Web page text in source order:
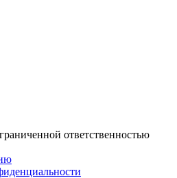
ответственностью